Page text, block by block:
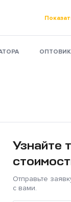
Узнайте
Отправьте
с вами.